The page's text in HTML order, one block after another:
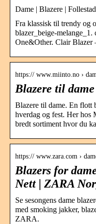
Dame | Blazere | Follestad
Fra klassisk til trendy og
blazer_beige-melange_1.
One&Other. Clair
https:// www.miinto.no ›
Blazere til
Blazere til dame. En flott
hverdag og fest. Her hos
bredt sortiment hvor du
https:// www.zara.com ›
Blazers for
Nett | ZARA
Se sesongens dame
med smoking jakker,
ZARA.